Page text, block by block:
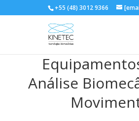
+55 (48) 3012 9366
Análise